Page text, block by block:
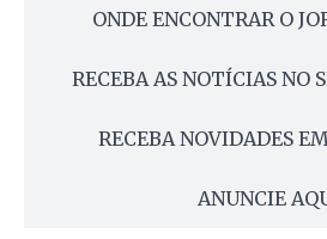
ONDE ENCONTRAR O
RECEBA AS NOTÍCIAS NO
RECEBA NOVIDADES
ANUNCIE